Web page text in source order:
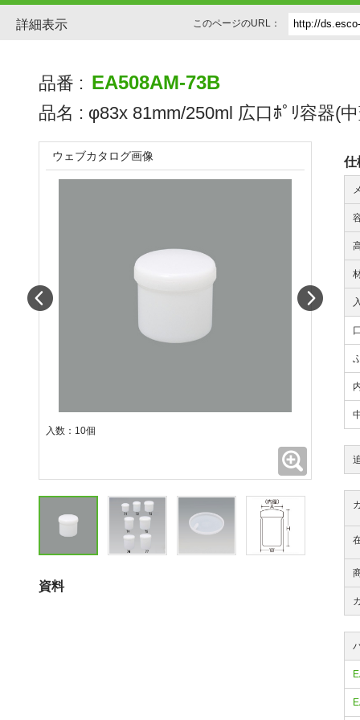
詳細表示 このページのURL：
品番 : EA508AM-73B
品名 : φ83x 81mm/250ml 広口ﾎﾟﾘ容器(
仕
ウェブカタログ画像
入数：10個
資料